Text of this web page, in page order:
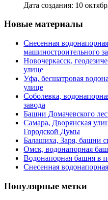
Дата создания: 10
Новые материалы
Снесенная
машиностроительного
Новочеркасск,
улице
Уфа, бесшатровая
улице
Соболевка,
завода
Башни Домачевского
Самара, Дворянская
Городской Думы
Балашиха, Заря, башни
Омск, водонапорная
Водонапорная башня в
Снесенная
Популярные метки